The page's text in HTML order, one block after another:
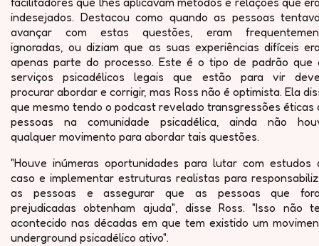
indesejados. Destacou como quando as pessoas
avançar com estas questões, eram
ignoradas, ou diziam que as suas experiências difíceis
apenas parte do processo. Este é o tipo de padrão que
serviços psicadélicos legais que estão para vir
procurar abordar e corrigir, mas Ross não é optimista. Ela
que mesmo tendo o podcast revelado transgressões éticas
pessoas na comunidade psicadélica, ainda não
qualquer movimento para abordar tais questões.
"Houve inúmeras oportunidades para lutar com estudos
caso e implementar estruturas realistas para
as pessoas e assegurar que as pessoas que
prejudicadas obtenham ajuda", disse Ross. "Isso não
acontecido nas décadas em que tem existido um
underground psicadélico ativo".